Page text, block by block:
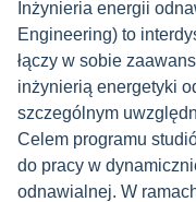
Inżynieria energii
Engineering) to
łączy w sobie
inżynierią energetyki
szczególnym
Celem programu
do pracy w
odnawialnej. W